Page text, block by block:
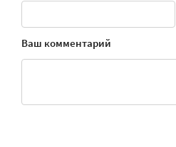
Ваш комментарий